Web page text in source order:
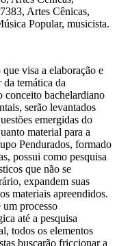
Artes Cênicas,
Popular, musicista.
visa a elaboração e
temática da
conceito bachelardiano
serão levantados
emergidas do
material para a
Pendurados, formado
possui como pesquisa
que não se
expandem suas
materiais apreendidos.
um processo
até a pesquisa
todos os elementos
buscarão friccionar a